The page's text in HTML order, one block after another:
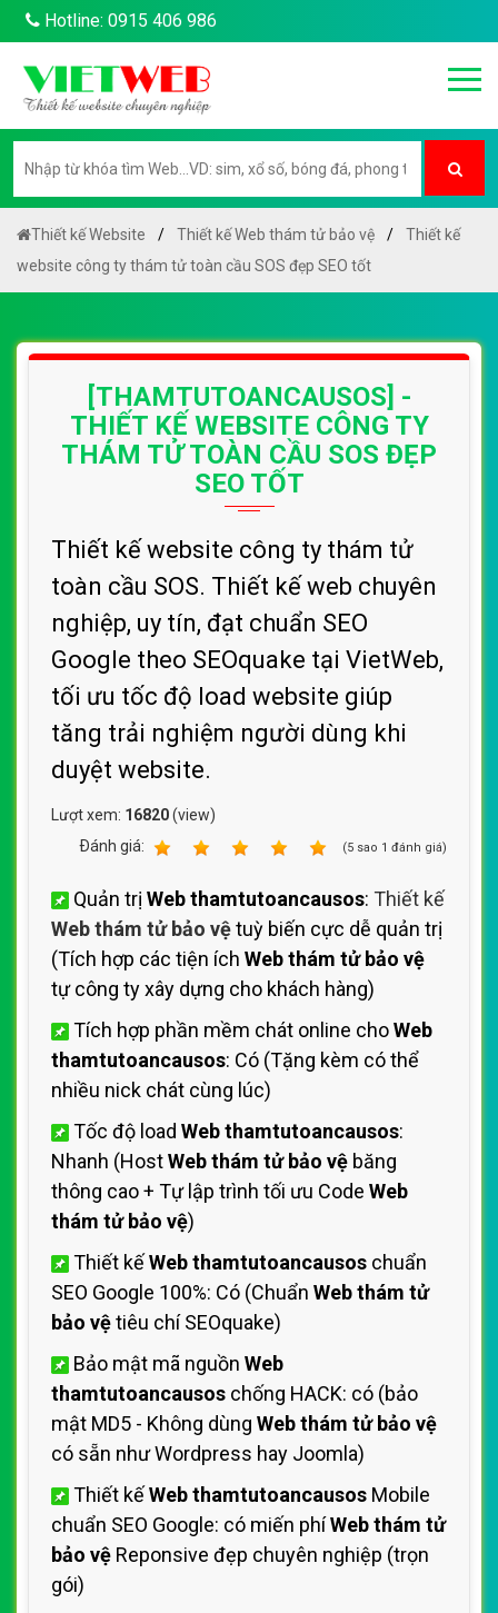
Hotline: 0915 406 986
Thiết kế Website Thiết kế Web thám tử bảo vệ
Thiết kế
website công ty thám tử toàn cầu SOS đẹp SEO tốt
[THAMTUTOANCAUSOS] -
THIẾT KẾ WEBSITE CÔNG TY
THÁM TỬ TOÀN CẦU SOS ĐẸP
SEO TỐT
Thiết kế website công ty thám tử
toàn cầu SOS. Thiết kế web chuyên
nghiệp, uy tín, đạt chuẩn SEO
Google theo SEOquake tại VietWeb,
tối ưu tốc độ load website giúp
tăng trải nghiệm người dùng khi
duyệt website.
Lượt xem: 16820(view)
Ðánh giá:
(5 sao 1 đánh giá)
Quản trị Web thamtutoancausos: Thiết kế
Web thám tử bảo vệtuỳ biến cực dễ quản trị
(Tích hợp các tiện ích Web thám tử bảo vệ
tự công ty xây dựng cho khách hàng)
Tích hợp phần mềm chát online choWeb
thamtutoancausos: Có (Tặng kèm có thể
nhiều nick chát cùng lúc)
Tốc độ load Web thamtutoancausos:
Nhanh (HostWeb thám tử bảo vệ băng
thông cao + Tự lập trình tối ưu Code Web
thám tử bảo vệ)
Thiết kếWeb thamtutoancausos chuẩn
SEO Google 100%: Có (Chuẩn Web thám tử
bảo vệtiêu chí SEOquake)
Bảo mật mã nguồn Web
thamtutoancausos chống HACK: có (bảo
mật MD5 - Không dùng Web thám tử bảo vệ
có sẵn như Wordpress hay Joomla)
Thiết kếWeb thamtutoancausos Mobile
chuẩn SEO Google: có miến phíWeb thám tử
bảo vệ Reponsive đẹp chuyên nghiệp (trọn
gói)